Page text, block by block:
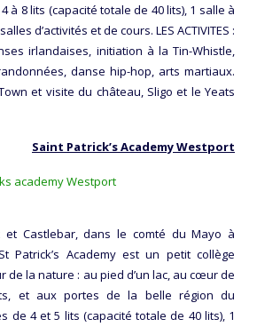
à 8 lits (capacité totale de 40 lits), 1 salle à
d’activités et de cours. LES ACTIVITES :
irlandaises, initiation à la Tin-Whistle,
danse hip-hop, arts martiaux.
et visite du château, Sligo et le Yeats
Saint Patrick’s Academy Westport
et Castlebar, dans le comté du Mayo à
Patrick’s Academy est un petit collège
la nature : au pied d’un lac, au cœur de
et aux portes de la belle région du
de 4 et 5 lits (capacité totale de 40 lits), 1